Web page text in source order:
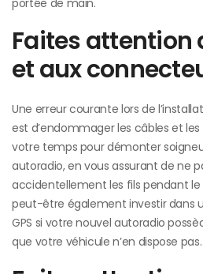
portée de main.
Faites attention
et aux
Une erreur courante lors de
est d’endommager les câbles et
votre temps pour démonter
autoradio, en vous assurant de ne
accidentellement les fils pendant le
peut-être également investir dans
GPS si votre nouvel autoradio
que votre véhicule n’en dispose pas.